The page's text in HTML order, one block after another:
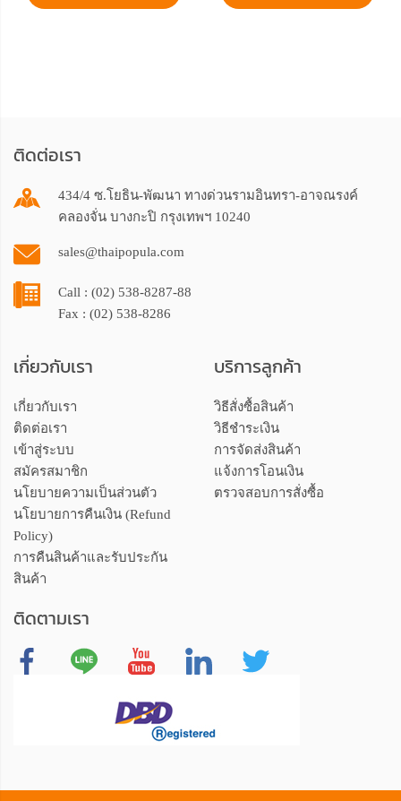
ติดต่อเรา
434/4 ซ.โยธิน-พัฒนา ทางด่วนรามอินทรา-อาจณรงค์
คลองจั่น บางกะปิ กรุงเทพฯ 10240
sales@thaipopula.com
Call : (02) 538-8287-88
Fax : (02) 538-8286
เกี่ยวกับเรา
เกี่ยวกับเรา
ติดต่อเรา
เข้าสู่ระบบ
สมัครสมาชิก
นโยบายความเป็นส่วนตัว
นโยบายการคืนเงิน (Refund
Policy)
การคืนสินค้าและรับประกัน
สินค้า
บริการลูกค้า
วิธีสั่งซื้อสินค้า
วิธีชำระเงิน
การจัดส่งสินค้า
แจ้งการโอนเงิน
ตรวจสอบการสั่งซื้อ
ติดตามเรา